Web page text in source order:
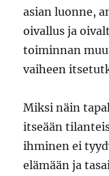
asian luonne,
oivallus ja
toiminnan
vaiheen
Miksi näin
itseään
ihminen ei
elämään ja